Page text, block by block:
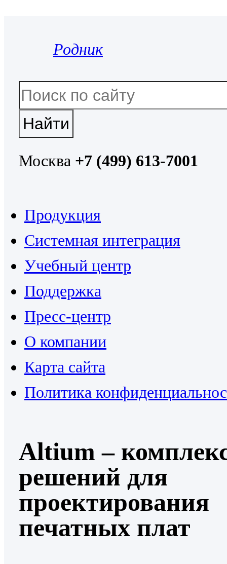
Родник
Москва +7 (499) 613-7001
Продукция
Системная интеграция
Учебный центр
Поддержка
Пресс-центр
О компании
Карта сайта
Политика
Altium –
решений для
проектирования
печатных плат